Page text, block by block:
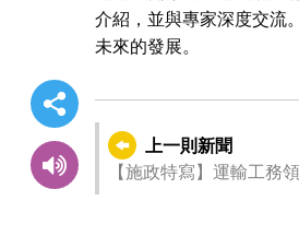
介紹，並與專家深度交流
未來的發展。
上一則新聞
【施政特寫】運輸工務